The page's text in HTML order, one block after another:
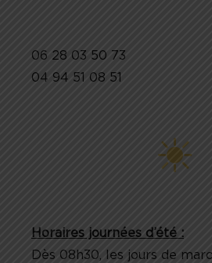
06 28 03 50 73
04 94 51 08 51
Horaires journées d’été :
Dès 08h30, les jours de